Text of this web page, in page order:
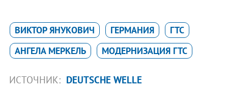
ВИКТОР ЯНУКОВИЧ ГЕРМАНИЯ
ГТС
АНГЕЛА МЕРКЕЛЬ
МОДЕРНИЗАЦИЯ ГТС
ИСТОЧНИК: DEUTSCHE WELLE